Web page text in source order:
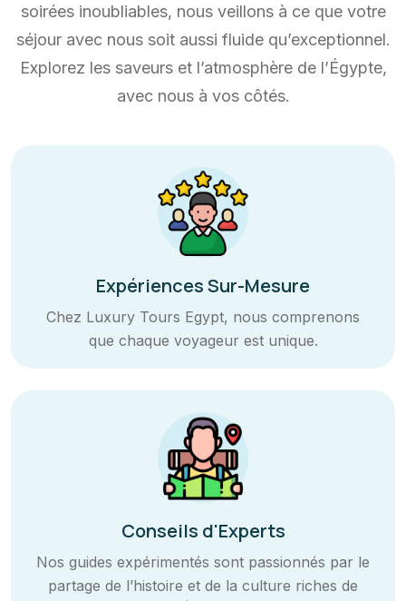
soirées inoubliables, nous veillons à ce que votre
séjour avec nous soit aussi fluide qu’exceptionnel.
Explorez les saveurs et l’atmosphère de l’Égypte,
avec nous à vos côtés.
Expériences Sur-Mesure
Chez Luxury Tours Egypt, nous comprenons
que chaque voyageur est unique.
Conseils d'Experts
Nos guides expérimentés sont passionnés par le
partage de l’histoire et de la culture riches de